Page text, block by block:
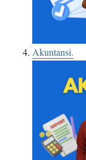
Akuntansi.